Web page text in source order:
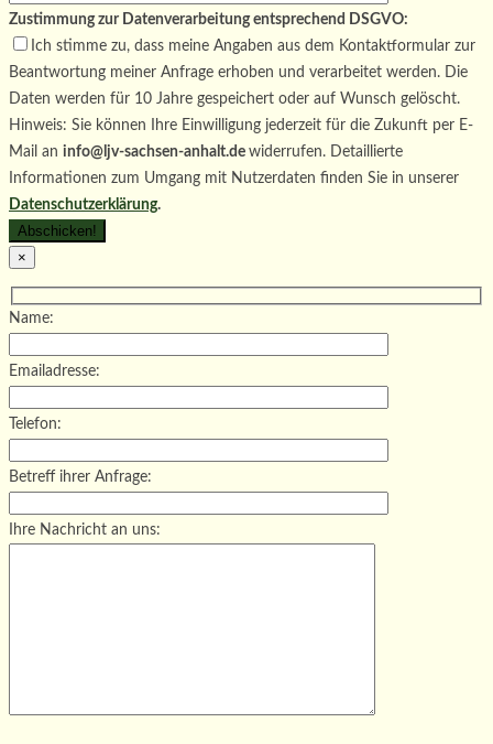
Zustimmung zur Datenverarbeitung entsprechend DSGVO:
Ich stimme zu, dass meine Angaben aus dem Kontaktformular zur
Beantwortung meiner Anfrage erhoben und verarbeitet werden. Die
Daten werden für 10 Jahre gespeichert oder auf Wunsch gelöscht.
Hinweis: Sie können Ihre Einwilligung jederzeit für die Zukunft per E-
Mail an info@ljv-sachsen-anhalt.de widerrufen. Detaillierte
Informationen zum Umgang mit Nutzerdaten finden Sie in unserer
Datenschutzerklärung.
×
Name:
Emailadresse:
Telefon:
Betreff ihrer Anfrage:
Ihre Nachricht an uns: